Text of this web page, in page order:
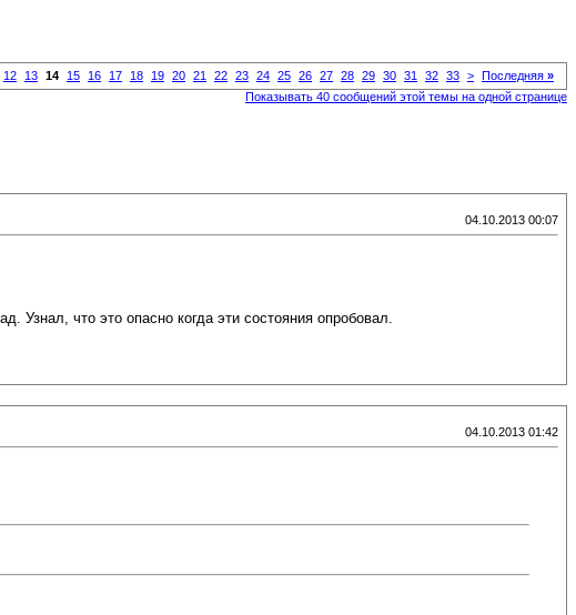
12 13 14 15 16 17 18 19 20 21 22 23 24 25 26 27 28 29 30 31 32 33 > Последняя »
Показывать 40 сообщений этой темы на одной странице
04.10.2013 00:07
Узнал, что это опасно когда эти состояния опробовал.
04.10.2013 01:42